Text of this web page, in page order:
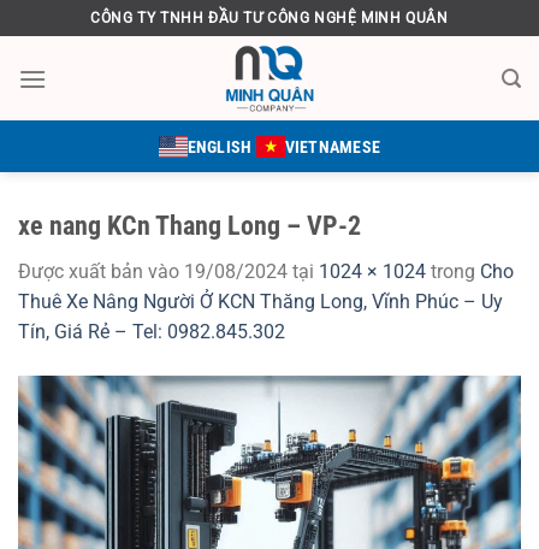
qua
nội
CÔNG TY TNHH ĐẦU TƯ CÔNG NGHỆ MINH QUÂN
ENGLISH VIETNAMESE
xe nang KCn Thang Long – VP-2
Được xuất bản vào 19/08/2024 tại 1024 × 1024 trong Cho
Thuê Xe Nâng Người Ở KCN Thăng Long, Vĩnh Phúc – Uy
Tín, Giá Rẻ – Tel: 0982.845.302